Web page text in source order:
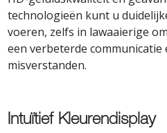
technologieën kunt u
voeren, zelfs in lawaaierige
een verbeterde communicatie
misverstanden.
Intuïtief Kleurendisplay